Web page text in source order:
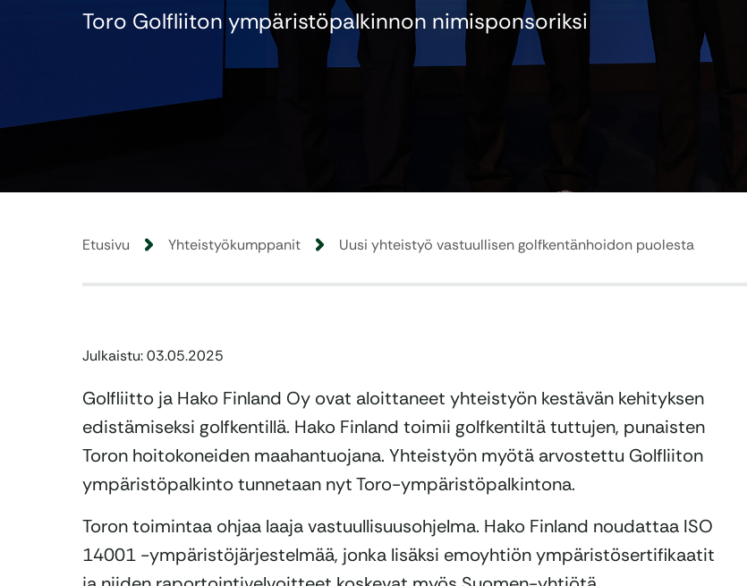
Toro Golfliiton ympäristöpalkinnon nimisponsoriksi
Etusivu Yhteistyökumppanit Uusi yhteistyö vastuullisen golfkentänhoidon puolesta
Julkaistu: 03.05.2025
Golfliitto ja Hako Finland Oy ovat aloittaneet yhteistyön kestävän kehityksen
edistämiseksi golfkentillä. Hako Finland toimii golfkentiltä tuttujen, punaisten
Toron hoitokoneiden maahantuojana. Yhteistyön myötä arvostettu Golfliiton
ympäristöpalkinto tunnetaan nyt Toro-ympäristöpalkintona.
Toron toimintaa ohjaa laaja vastuullisuusohjelma. Hako Finland noudattaa ISO
14001 -ympäristöjärjestelmää, jonka lisäksi emoyhtiön ympäristösertifikaatit